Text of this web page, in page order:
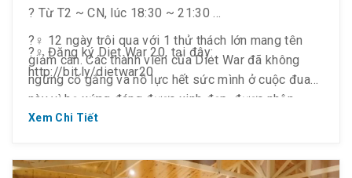
? Từ T2 ~ CN, lúc 18:30 ~ 21:30
?‍♀️ Đăng ký Diet War 20, tại đây:
http://bit.ly/dietwar20
?️‍♀️ 12 ngày trôi qua với 1 thử thách lớn mang tên
giảm cân. Các thành viên của Diet War đã không
ngừng cố gắng và nỗ lực hết sức mình ở cuộc đua
này vì họ xứng đáng được xinh đẹp, được nhận
nhiều điều tốt hơn thế.
Xem Chi Tiết